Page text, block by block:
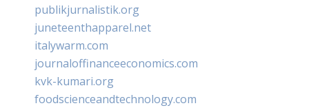
publikjurnalistik.org
juneteenthapparel.net
italywarm.com
journaloffinanceeconomics.com
kvk-kumari.org
foodscienceandtechnology.com